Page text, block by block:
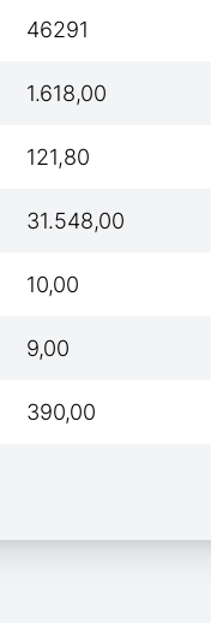
46291
1.618,00
121,80
31.548,00
10,00
9,00
390,00